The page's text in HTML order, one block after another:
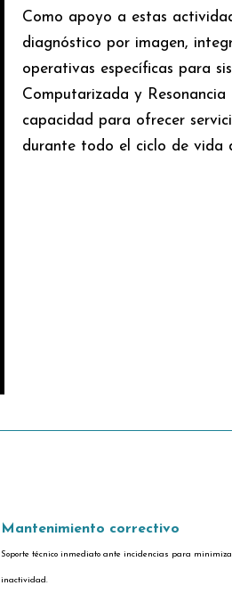
Como apoyo a estas
diagnóstico por imagen,
operativas específicas para
Computarizada y
capacidad para ofrecer
durante todo el ciclo de vida
Mantenimiento correctivo
Soporte técnico inmediato ante incidencias para
inactividad.